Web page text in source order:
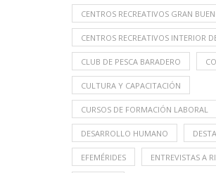
CENTROS RECREATIVOS GRAN
CENTROS RECREATIVOS INTERIOR
CLUB DE PESCA BARADERO
CULTURA Y CAPACITACIÓN
CURSOS DE FORMACIÓN LABORAL
DESARROLLO HUMANO
EFEMÉRIDES ENTREVISTAS A